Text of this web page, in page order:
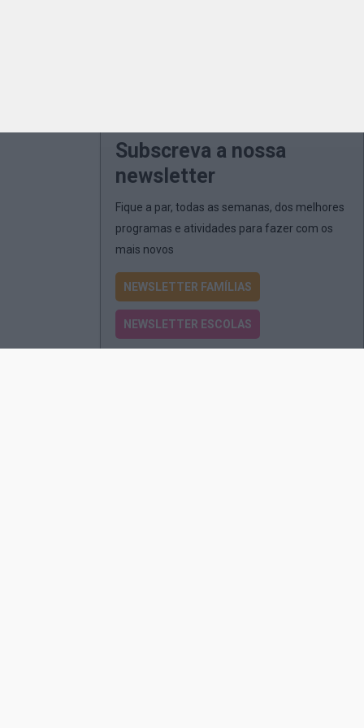
Subscreva a nossa
newsletter
Fique a par, todas as semanas, dos melhores
programas e atividades para fazer com os
mais novos
NEWSLETTER FAMÍLIAS
NEWSLETTER ESCOLAS